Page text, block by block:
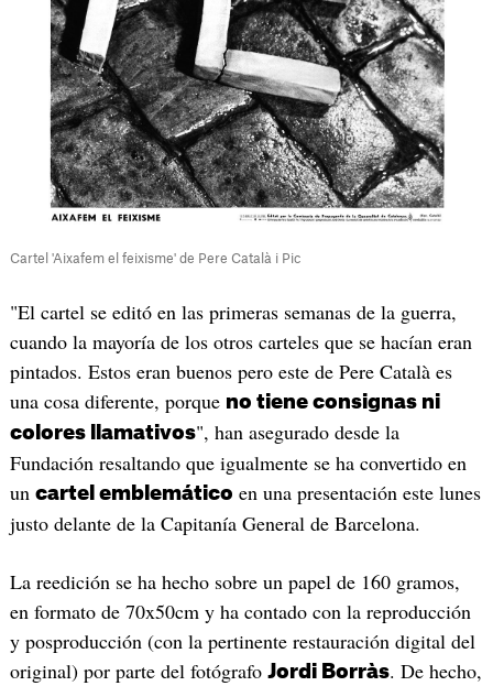
Cartel 'Aixafem el feixisme' de Pere Català i Pic
"El cartel se editó en las primeras semanas de la guerra,
cuando la mayoría de los otros carteles que se hacían eran
pintados. Estos eran buenos pero este de Pere Català es
una cosa diferente, porque no tiene consignas ni
colores llamativos", han asegurado desde la
Fundación resaltando que igualmente se ha convertido en
un cartel emblemático en una presentación este lunes
justo delante de la Capitanía General de Barcelona.
La reedición se ha hecho sobre un papel de 160 gramos,
en formato de 70x50cm y ha contado con la reproducción
y posproducción (con la pertinente restauración digital del
original) por parte del fotógrafo Jordi Borràs. De hecho,